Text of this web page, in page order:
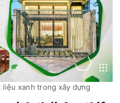
xanh trong xây dựng